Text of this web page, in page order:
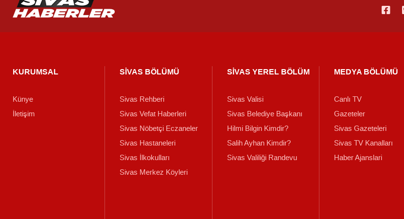
KURUMSAL
Künye
İletişim
SİVAS BÖLÜMÜ
Sivas Rehberi
Sivas Vefat Haberleri
Sivas Nöbetçi Eczaneler
Sivas Hastaneleri
Sivas İlkokulları
Sivas Merkez Köyleri
SİVAS YEREL BÖLÜM
Sivas Valisi
Sivas Belediye Başkanı
Hilmi Bilgin Kimdir?
Salih Ayhan Kimdir?
Sivas Valiliği Randevu
MEDYA BÖLÜMÜ
Canlı TV
Gazeteler
Sivas Gazeteleri
Sivas TV Kanalları
Haber Ajanslari